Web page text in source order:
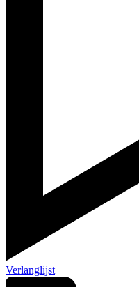
Verlanglijst